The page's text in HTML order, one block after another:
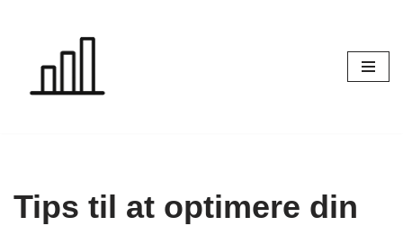
indhold
Tips til at optimere din